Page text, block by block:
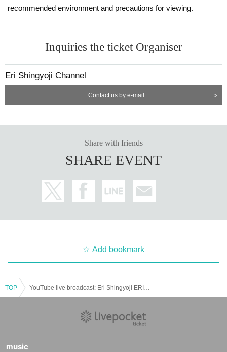
recommended environment and precautions for viewing.
Inquiries the ticket Organiser
Eri Shingyoji Channel
Contact us by e-mail
Share with friends
SHARE EVENT
Add bookmark
TOP
music